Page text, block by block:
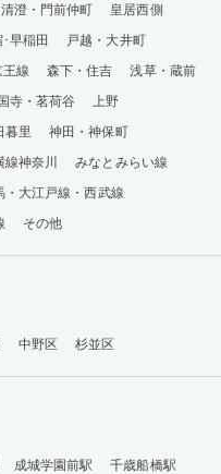
清澄・門前仲町
皇居西側
早稲田
戸越・大井町
王線 森下・住吉
浅草・蔵前
寺・茗荷谷
上野
暮里
神田・神保町
線神奈川
みなとみらい線
・大江戸線・西武線
その他
中野区 杉並区
成城学園前駅
千歳船橋駅